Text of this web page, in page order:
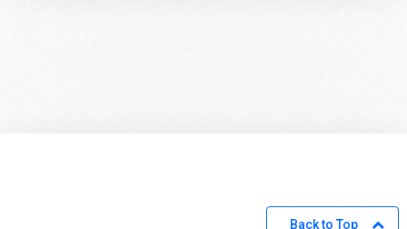
Back to Top